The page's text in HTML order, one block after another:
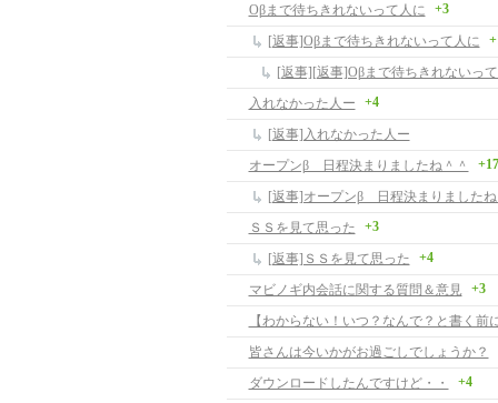
Oβまで待ちきれないって人に
+3
[返事]Oβまで待ちきれないって人に
[返事][返事]Oβまで待ちきれないっ
入れなかった人ー
+4
[返事]入れなかった人ー
オープンβ 日程決まりましたね＾＾
+17
[返事]オープンβ 日程決まりました
ＳＳを見て思った
+3
[返事]ＳＳを見て思った +4
マビノギ内会話に関する質問＆意見 +3
皆さんは今いかがお過ごしでしょうか？
ダウンロードしたんですけど・・
+4